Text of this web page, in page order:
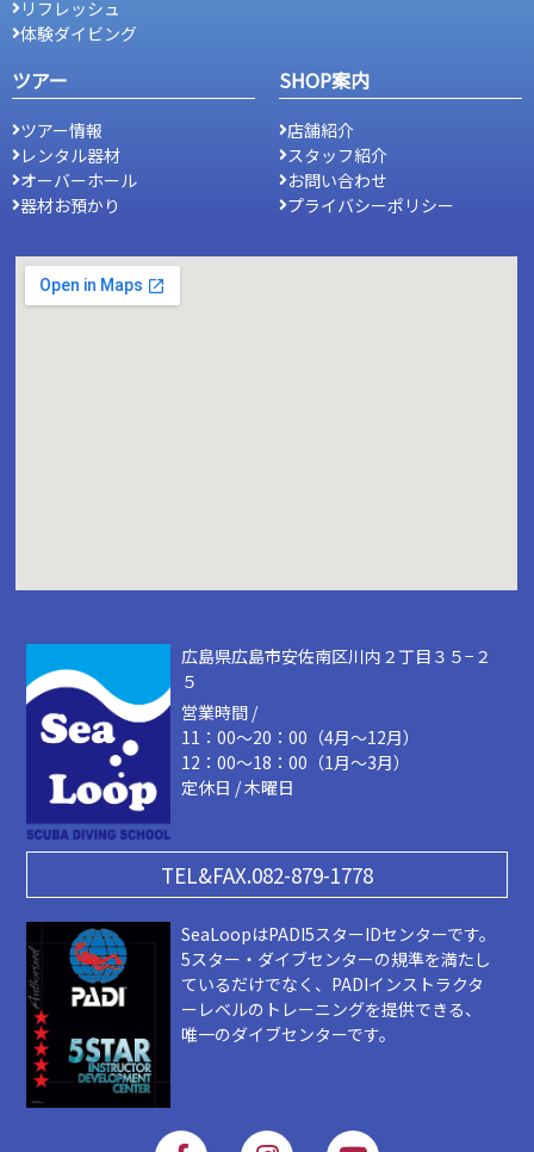
リフレッシュ
体験ダイビング
ツアー
ツアー情報
レンタル器材
オーバーホール
器材お預かり
SHOP案内
店舗紹介
スタッフ紹介
お問い合わせ
プライバシーポリシー
広島県広島市安佐南区川内２丁目３５−２
５
営業時間 /
11：00～20：00（4月～12月）
12：00～18：00（1月～3月）
定休日 / 木曜日
TEL&FAX.082-879-1778
SeaLoopはPADI5スターIDセンターです。
5スター・ダイブセンターの規準を満たし
ているだけでなく、PADIインストラクタ
ーレベルのトレーニングを提供できる、
唯一のダイブセンターです。
F I Y